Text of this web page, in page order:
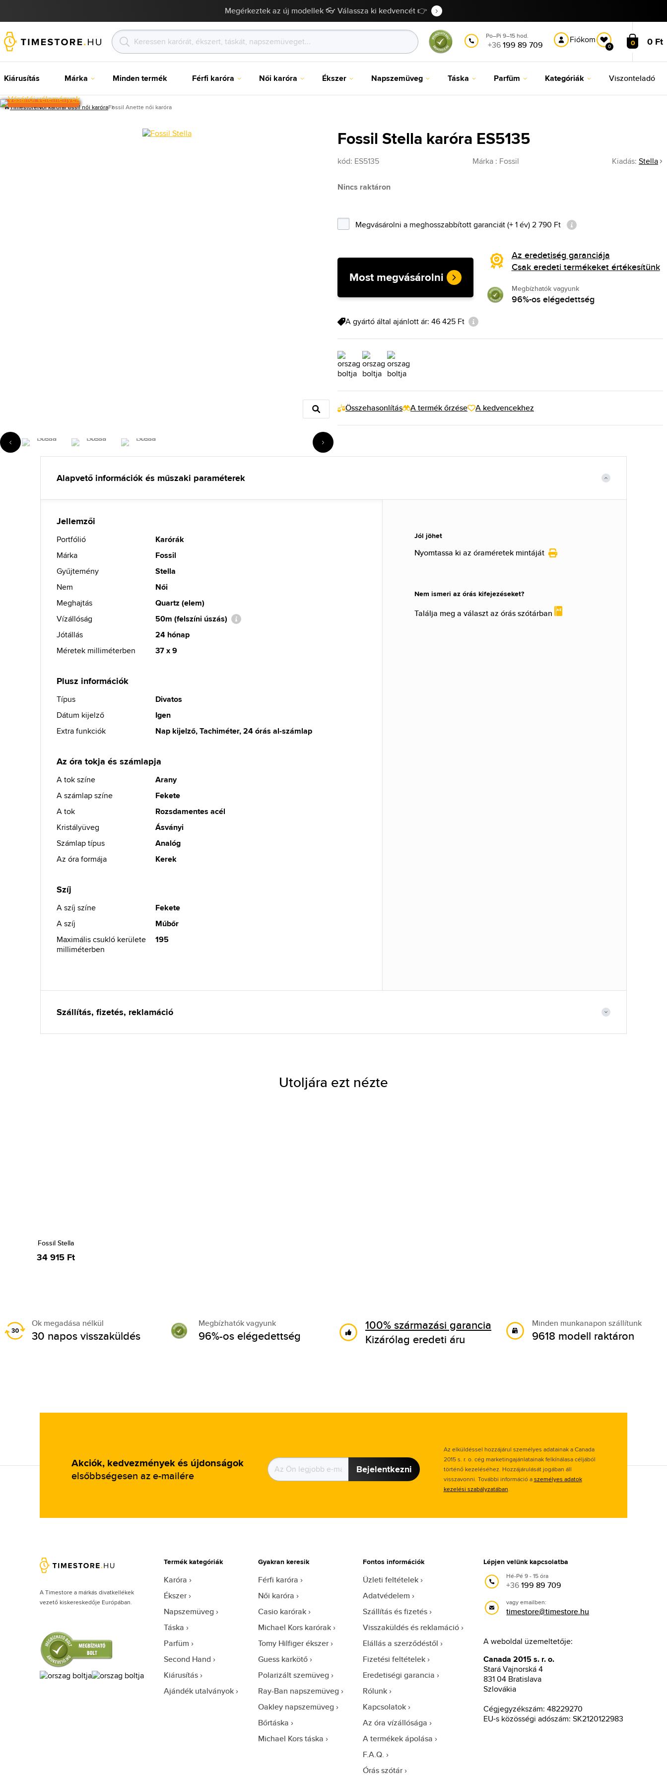
Megérkeztek az új modellek 👓 Válassza ki kedvencét 👉
Po–Pi 9–15 hod.
+36199 89 709 Fiókom
0 0 0 Ft
Kiárusítás Márka Minden termék Férfi karóra Női karóra Ékszer Napszemüveg Táska Parfüm Kategóriák Viszonteladó
TimestoreNői karóraFossil női karóraFossil Anette női karóra
Fossil Stella karóra ES5135
kód: ES5135 Márka : Fossil Kiadás: Stella
Nincs raktáron
Megvásárolni a meghosszabbított garanciát (+ 1 év) 2 790 Ft
Most megvásárolni
Az eredetiség garanciája
Csak eredeti termékeket értékesítünk
Megbízhatók vagyunk
96%-os elégedettség
A gyártó által ajánlott ár: 46 425 Ft
Összehasonlítás A termék őrzése A kedvencekhez
Alapvető információk és műszaki paraméterek
Jellemzői
Portfólió
Karórák
Márka
Fossil
Gyűjtemény
Stella
Nem
Női
Meghajtás
Quartz (elem)
Vízállóság
50m (felszíni úszás)
Jótállás
24 hónap
Méretek milliméterben
37 x 9
Plusz információk
Típus
Divatos
Dátum kijelző
Igen
Extra funkciók
Nap kijelző, Tachiméter, 24 órás al-számlap
Az óra tokja és számlapja
A tok színe
Arany
A számlap színe
Fekete
A tok
Rozsdamentes acél
Kristályüveg
Ásványi
Számlap típus
Analóg
Az óra formája
Kerek
Szíj
A szíj színe
Fekete
A szíj
Műbőr
Maximális csukló kerülete
milliméterben
195
Jól jöhet
Nyomtassa ki az óraméretek mintáját
Nem ismeri az órás kifejezéseket?
Találja meg a választ az órás szótárban
Szállítás, fizetés, reklamáció
Utoljára ezt nézte
Fossil Stella
34 915 Ft
Ok megadása nélkül
30 napos visszaküldés
Megbízhatók vagyunk
96%-os elégedettség
100% származási garancia
Kizárólag eredeti áru
Minden munkanapon szállítunk
9618 modell raktáron
Akciók, kedvezmények és újdonságok
elsőbbségesen az e-mailére Bejelentkezni
Az elküldéssel hozzájárul személyes adatainak a Canada
2015 s. r. o. cég marketingajánlatainak felkínálasa céljából
történő kezeléséhez. Hozzájárulását jogában áll
visszavonni. További információ aszemélyes adatok
kezelési szabályzatában.
A Timestore a márkás divatkellékek
vezető kiskereskedője Európában.
Termék kategóriák
Karóra
Ékszer
Napszemüveg
Táska
Parfüm
Second Hand
Kiárusítás
Ajándék utalványok
Gyakran keresik
Férfi karóra
Női karóra
Casio karórak
Michael Kors karórak
Tomy Hilfiger ékszer
Guess karkötő
Polarizált szemüveg
Ray-Ban napszemüveg
Oakley napszemüveg
Bőrtáska
Michael Kors táska
Fontos információk
Üzleti feltételek
Adatvédelem
Szállítás és fizetés
Visszaküldés és reklamáció
Elállás a szerződéstől
Fizetési feltételek
Eredetiségi garancia
Rólunk
Kapcsolatok
Az óra vízállósága
A termékek ápolása
F.A.Q.
Órás szótár
Lépjen velünk kapcsolatba
Hé-Pé 9 - 15 óra
+36199 89 709
vagy emailben:
timestore@timestore.hu
A weboldal üzemeltetője:
Canada 2015 s. r. o.
Stará Vajnorská 4
831 04 Bratislava
Szlovákia
Cégjegyzékszám: 48229270
EU-s közösségi adószám: SK2120122983